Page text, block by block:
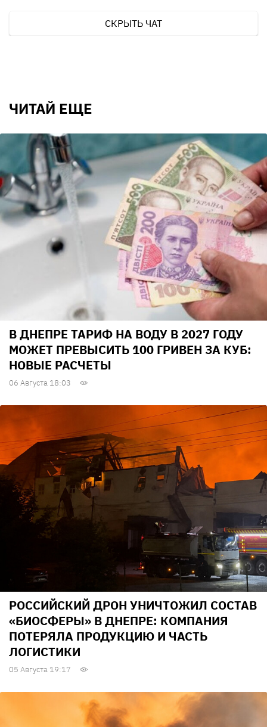
СКРЫТЬ ЧАТ
ЧИТАЙ ЕЩЕ
В ДНЕПРЕ ТАРИФ НА ВОДУ В 2027 ГОДУ
МОЖЕТ ПРЕВЫСИТЬ 100 ГРИВЕН ЗА КУБ:
НОВЫЕ РАСЧЕТЫ
06 Августа 18:03
РОССИЙСКИЙ ДРОН УНИЧТОЖИЛ СОСТАВ
«БИОСФЕРЫ» В ДНЕПРЕ: КОМПАНИЯ
ПОТЕРЯЛА ПРОДУКЦИЮ И ЧАСТЬ
ЛОГИСТИКИ
05 Августа 19:17